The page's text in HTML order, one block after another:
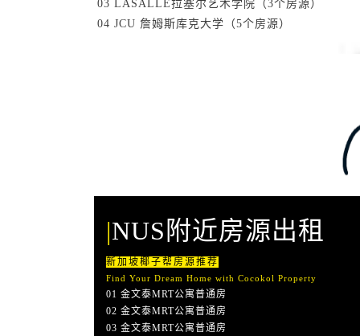
03 LASALLE拉塞尔艺术学院（3个房源）
04 JCU 詹姆斯库克大学（5个房源）
|NUS 附近房源出租
新加坡椰子帮房源推荐
Find Your Dream Home with Cocokol Property
01 金文泰MRT公寓普通房
02 金文泰MRT公寓普通房
03 金文泰MRT公寓普通房